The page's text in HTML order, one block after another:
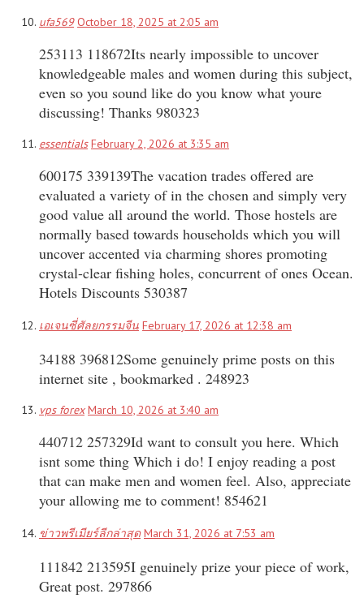
ufa569 October 18, 2025 at 2:05 am
253113 118672Its nearly impossible to uncover
knowledgeable males and women during this subject,
even so you sound like do you know what youre
discussing! Thanks 980323
essentials February 2, 2026 at 3:35 am
600175 339139The vacation trades offered are
evaluated a variety of in the chosen and simply very
good value all around the world. Those hostels are
normally based towards households which you will
uncover accented via charming shores promoting
crystal-clear fishing holes, concurrent of ones Ocean.
Hotels Discounts 530387
เอเจนซี่ศัลยกรรมจีน February 17, 2026 at 12:38 am
34188 396812Some genuinely prime posts on this
internet site , bookmarked . 248923
vps forex March 10, 2026 at 3:40 am
440712 257329Id want to consult you here. Which
isnt some thing Which i do! I enjoy reading a post
that can make men and women feel. Also, appreciate
your allowing me to comment! 854621
ข่าวพรีเมียร์ลีกล่าสุด March 31, 2026 at 7:53 am
111842 213595I genuinely prize your piece of work,
Great post. 297866